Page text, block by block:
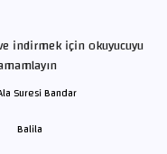
indirmek için okuyucuyu